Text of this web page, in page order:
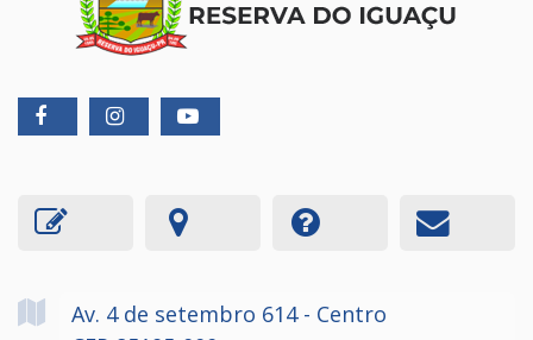
Av. 4 de setembro 614 - Centro